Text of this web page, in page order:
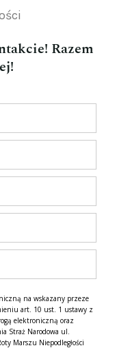
Razem
na wskazany przeze
art. 10 ust. 1 ustawy z
elektroniczną oraz
Straż Narodowa ul.
Marszu Niepodległości